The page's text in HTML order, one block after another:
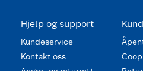
Hjelp og support
Kundeservice
Kontakt oss